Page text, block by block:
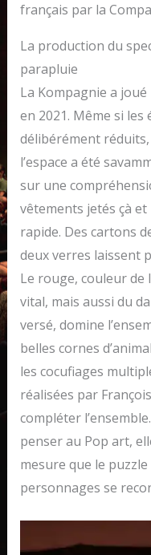
français par la
La production du
parapluie
La Kompagnie a
en 2021. Même si
délibérément réduits,
l’espace a été
sur une
vêtements jetés çà
rapide. Des cartons
deux verres laissent
Le rouge, couleur de
vital, mais aussi du
versé, domine
belles cornes
les cocufiages
réalisées par
compléter
penser au Pop art,
mesure que le
personnages se